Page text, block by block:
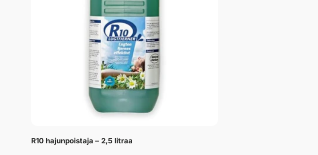
R10 hajunpoistaja – 2,5 litraa